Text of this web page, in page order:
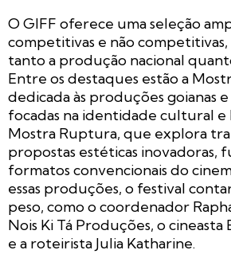
O GIFF oferece uma seleção
competitivas e não
tanto a produção nacional
Entre os destaques estão a
dedicada às produções goianas
focadas na identidade cultural e
Mostra Ruptura, que explora
propostas estéticas inovadoras,
formatos convencionais do
essas produções, o festival
peso, como o coordenador
Nois Ki Tá Produções, o
e a roteirista Julia Katharine.